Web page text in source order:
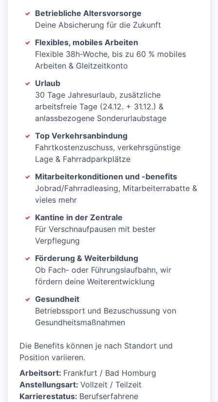
Betriebliche Altersvorsorge
Deine Absicherung für die Zukunft
Flexibles, mobiles Arbeiten
Flexible 38h-Woche, bis zu 60 % mobiles
Arbeiten & Gleitzeitkonto
Urlaub
30 Tage Jahresurlaub, zusätzliche
arbeitsfreie Tage (24.12. + 31.12.) &
anlassbezogene Sonderurlaubstage
Top Verkehrsanbindung
Fahrtkostenzuschuss, verkehrsgünstige
Lage & Fahrradparkplätze
Mitarbeiterkonditionen und -benefits
Jobrad/Fahrradleasing, Mitarbeiterrabatte &
vieles mehr
Kantine in der Zentrale
Für Verschnaufpausen mit bester
Verpflegung
Förderung & Weiterbildung
Ob Fach- oder Führungslaufbahn, wir
fördern deine Weiterentwicklung
Gesundheit
Betriebssport und Bezuschussung von
Gesundheitsmaßnahmen
Die Benefits können je nach Standort und
Position variieren.
Arbeitsort: Frankfurt / Bad Homburg
Anstellungsart: Vollzeit / Teilzeit
Karrierestatus: Berufserfahrene